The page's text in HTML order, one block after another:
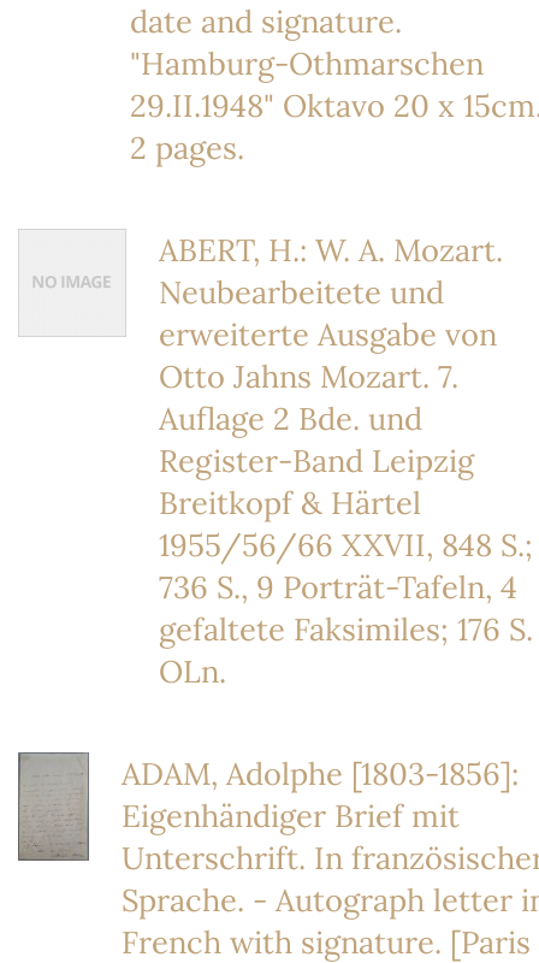
date and signature.
"Hamburg-Othmarschen
29.II.1948" Oktavo 20 x
2 pages.
ABERT, H.: W. A. Mozart.
Neubearbeitete und
erweiterte Ausgabe von
Otto Jahns Mozart. 7.
Auflage 2 Bde. und
Register-Band Leipzig
Breitkopf & Härtel
1955/56/66 XXVII, 848 S.;
736 S., 9 Porträt-Tafeln, 4
gefaltete Faksimiles; 176 S.
OLn.
ADAM, Adolphe [1803-1856]:
Eigenhändiger Brief mit
Unterschrift. In
Sprache. - Autograph letter
French with signature. [Paris